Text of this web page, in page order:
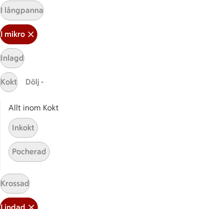
Få snabbt svar
FAQ
Kundservice
Bli stammis på ICA
ICAs inspirationsmejl
Prenumerera
Handla
Handla online
ICAs matkasse
Catering
I långpanna
I mikro
Inlagd
Kokt Dölj -
Allt inom Kokt
Inkokt
Pocherad
Krossad